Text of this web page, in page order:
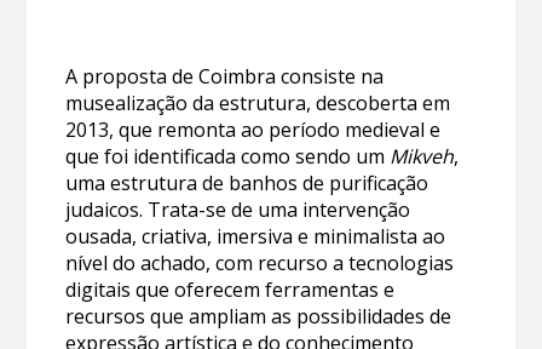
A proposta de Coimbra consiste na
musealização da estrutura, descoberta em
2013, que remonta ao período medieval e
que foi identificada como sendo um Mikveh,
uma estrutura de banhos de purificação
judaicos. Trata-se de uma intervenção
ousada, criativa, imersiva e minimalista ao
nível do achado, com recurso a tecnologias
digitais que oferecem ferramentas e
recursos que ampliam as possibilidades de
expressão artística e do conhecimento